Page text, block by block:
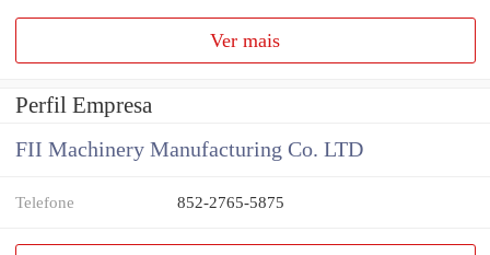
Ver mais
Perfil Empresa
FII Machinery Manufacturing Co. LTD
Telefone 852-2765-5875